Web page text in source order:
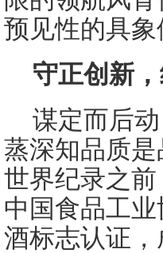
预见性的具象
守正创新
谋定而后
蒸深知品质
世界纪录之
中国食品工
酒标志认证